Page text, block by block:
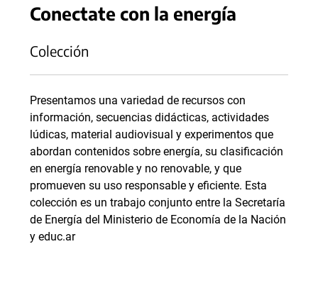
Conectate con la energía
Colección
Presentamos una variedad de recursos con
información, secuencias didácticas, actividades
lúdicas, material audiovisual y experimentos que
abordan contenidos sobre energía, su clasificación
en energía renovable y no renovable, y que
promueven su uso responsable y eficiente. Esta
colección es un trabajo conjunto entre la Secretaría
de Energía del Ministerio de Economía de la Nación
y educ.ar